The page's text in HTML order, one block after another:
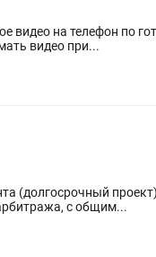
видео при...
CPA - стабильная компания, работающая с 2014
с общим...